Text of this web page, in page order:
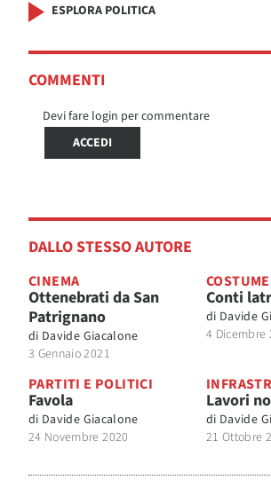
ESPLORA POLITICA
COMMENTI
Devi fare login per commentare
ACCEDI
DALLO STESSO AUTORE
CINEMA
Ottenebrati da San
Patrignano
di Davide Giacalone
3 Gennaio 2021
COSTUME
Conti
di Davide
4 Dicembre
PARTITI E POLITICI
Favola
di Davide Giacalone
24 Novembre 2020
Lavori
di Davide
21 Ottobre